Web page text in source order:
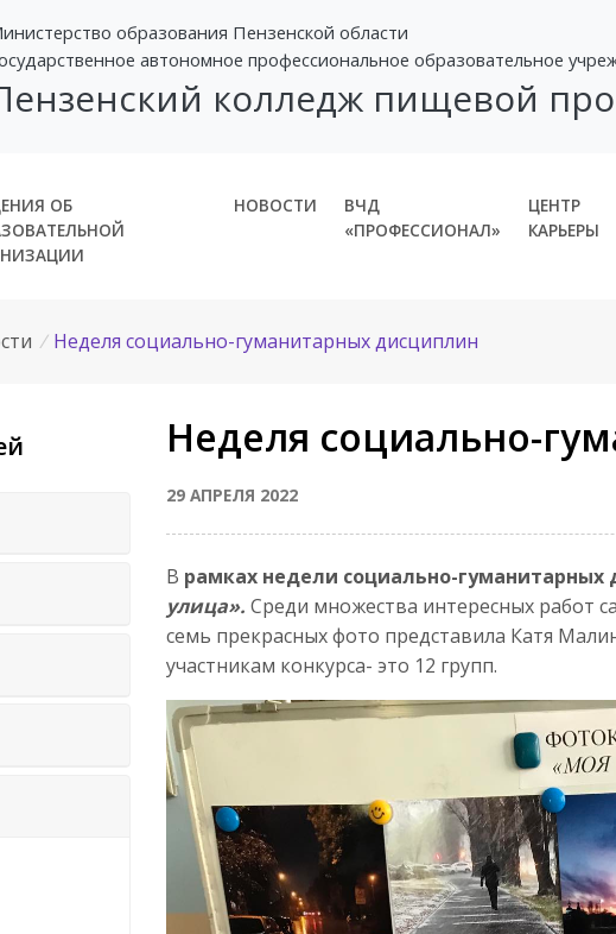
образования Пензенской области
автономное профессиональное образовательное
колледж пищевой
ОБ
НОВОСТИ
ВЧД
«ПРОФЕССИОНАЛ»
ЦЕНТР
КАРЬЕРЫ
/ Неделя социально-гуманитарных дисциплин
Неделя социально-
29 АПРЕЛЯ 2022
В рамках недели социально-гуманитарных
улица». Среди множества интересных работ
семь прекрасных фото представила Катя
участникам конкурса- это 12 групп.